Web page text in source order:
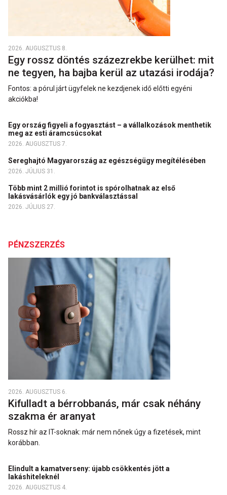
2026. AUGUSZTUS 8.
Egy rossz döntés százezrekbe kerülhet: mit
ne tegyen, ha bajba kerül az utazási irodája?
Fontos: a pórul járt ügyfelek ne kezdjenek idő előtti egyéni
akciókba!
Egy ország figyeli a fogyasztást – a vállalkozások menthetik
meg az esti áramcsúcsokat
2026. AUGUSZTUS 7.
Sereghajtó Magyarország az egészségügy megítélésében
2026. JÚLIUS 31.
Több mint 2 millió forintot is spórolhatnak az első
lakásvásárlók egy jó bankválasztással
2026. JÚLIUS 27.
PÉNZSZERZÉS
2026. AUGUSZTUS 6.
Kifulladt a bérrobbanás, már csak néhány
szakma ér aranyat
Rossz hír az IT-soknak: már nem nőnek úgy a fizetések, mint
korábban.
Elindult a kamatverseny: újabb csökkentés jött a
lakáshiteleknél
2026. AUGUSZTUS 4.